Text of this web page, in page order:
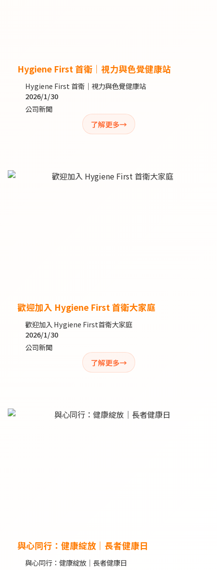
Hygiene First 首衛｜視力與色覺健康站
Hygiene First 首衛｜視力與色覺健康站
2026/1/30
公司新聞
了解更多
歡迎加入 Hygiene First 首衛大家庭
歡迎加入 Hygiene First首衛大家庭
2026/1/30
公司新聞
了解更多
與心同行：健康綻放｜長者健康日
與心同行：健康綻放｜長者健康日